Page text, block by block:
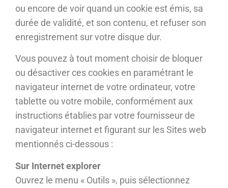
ou encore de voir quand un cookie est émis, sa
durée de validité, et son contenu, et refuser son
enregistrement sur votre disque dur.
Vous pouvez à tout moment choisir de bloquer
ou désactiver ces cookies en paramétrant le
navigateur internet de votre ordinateur, votre
tablette ou votre mobile, conformément aux
instructions établies par votre fournisseur de
navigateur internet et figurant sur les Sites web
mentionnés ci-dessous :
Sur Internet explorer
Ouvrez le menu « Outils », puis sélectionnez